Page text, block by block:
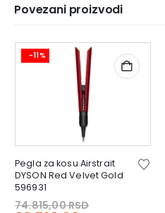
Povezani proizvodi
-11%
Pegla za kosu Airstrait
DYSON Red Velvet Gold
596931
74.815,00RSD